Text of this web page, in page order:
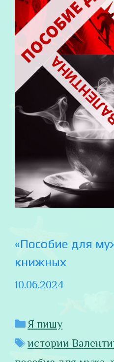
«Пособие для
книжных
10.06.2024
Рубрики
Я пишу
Метки
истории